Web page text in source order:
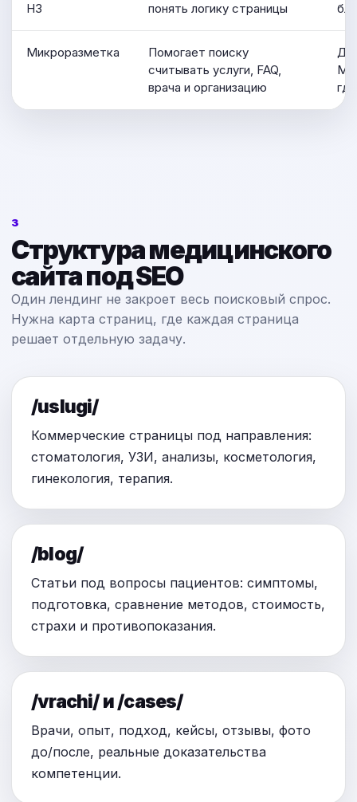
H3
понять логику страницы
Микроразметка
Помогает поиску
считывать услуги, FAQ,
врача и организацию
3
Структура медицинского
сайта под SEO
Один лендинг не закроет весь поисковый спрос.
Нужна карта страниц, где каждая страница
решает отдельную задачу.
/uslugi/
Коммерческие страницы под направления:
стоматология, УЗИ, анализы, косметология,
гинекология, терапия.
/blog/
Статьи под вопросы пациентов: симптомы,
подготовка, сравнение методов, стоимость,
страхи и противопоказания.
/vrachi/ и /cases/
Врачи, опыт, подход, кейсы, отзывы, фото
до/после, реальные доказательства
компетенции.